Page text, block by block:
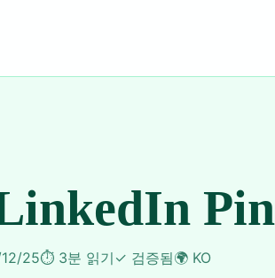
25⏱️ 3분 읽기 ✓ 검증됨🌍 KO